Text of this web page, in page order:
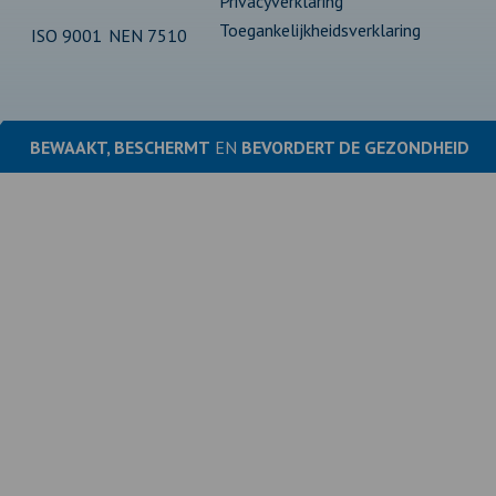
ISO 9001 NEN 7510
Toegankelijkheidsverklaring
BEWAAKT, BESCHERMT EN BEVORDERT DE GEZONDHEID